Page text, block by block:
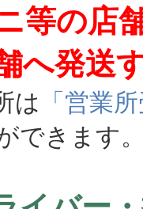
等の店
へ発送
は 「営業
できます